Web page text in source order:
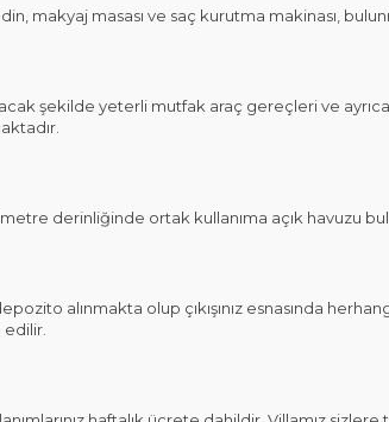
makyaj masası ve saç kurutma makinası,
şekilde yeterli mutfak araç gereçleri ve
derinliğinde ortak kullanıma açık havuzu
alınmakta olup çıkışınız esnasında
edilir.